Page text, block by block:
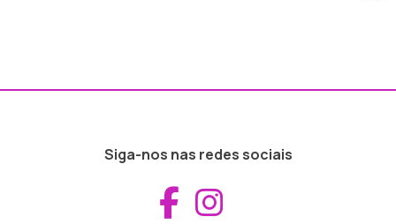
Siga-nos nas redes sociais
Aceder ao